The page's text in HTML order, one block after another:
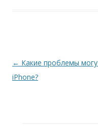
Навигация по записям
← Какие проблемы
iPhone?